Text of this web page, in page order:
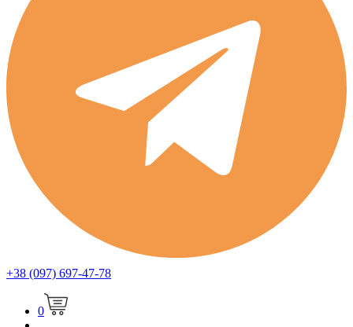
+38 (097) 697-47-78
0